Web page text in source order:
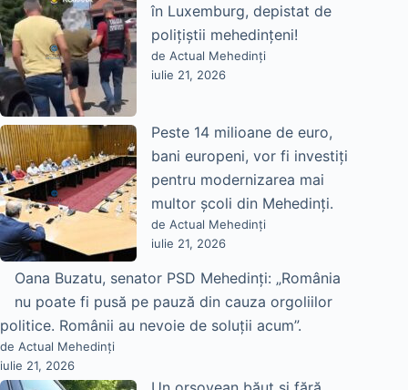
în Luxemburg, depistat de
polițiștii mehedințeni!
de Actual Mehedinți
iulie 21, 2026
Peste 14 milioane de euro,
bani europeni, vor fi investiți
pentru modernizarea mai
multor școli din Mehedinți.
de Actual Mehedinți
iulie 21, 2026
Oana Buzatu, senator PSD Mehedinți: „România
nu poate fi pusă pe pauză din cauza orgoliilor
politice. Românii au nevoie de soluții acum”.
de Actual Mehedinți
iulie 21, 2026